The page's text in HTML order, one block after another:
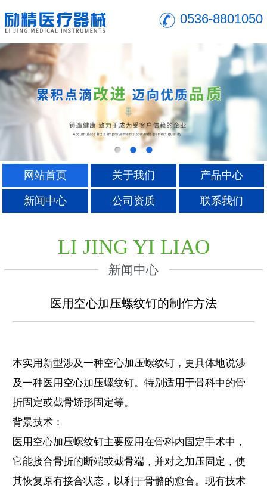
0536-8801050
网站首页 关于我们 产品中心
新闻中心 公司资质 联系我们
LI JING YI LIAO
新闻中心
医用空心加压螺纹钉的制作方法
本实用新型涉及一种空心加压螺纹钉，更具体地说涉
及一种医用空心加压螺纹钉。特别适用于骨科中的骨
折固定或截骨矫形固定等。
背景技术：
医用空心加压螺纹钉主要应用在骨科内固定手术中，
它能接合骨折的断端或截骨端，并对之加压固定，使
其恢复原有接合状态，以利于骨骼的愈合。现有技术